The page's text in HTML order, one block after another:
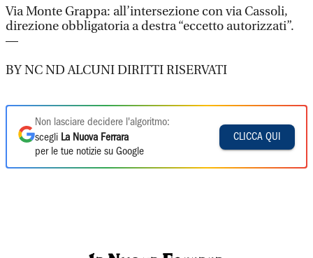
Via Monte Grappa: all’intersezione con via Cassoli,
direzione obbligatoria a destra “eccetto autorizzati”.
—
BY NC ND ALCUNI DIRITTI RISERVATI
Non lasciare decidere l'algoritmo:
scegli La Nuova Ferrara
per le tue notizie su Google
CLICCA QUI